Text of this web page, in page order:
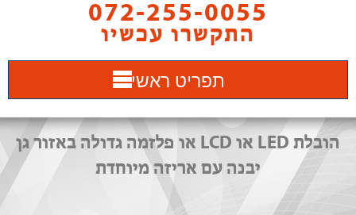
072-255-0055
התקשרו עכשיו
תפריט ראשי
הובלת LED או LCD או פלזמה גדולה באזור גן
יבנה עם אריזה מיוחדת